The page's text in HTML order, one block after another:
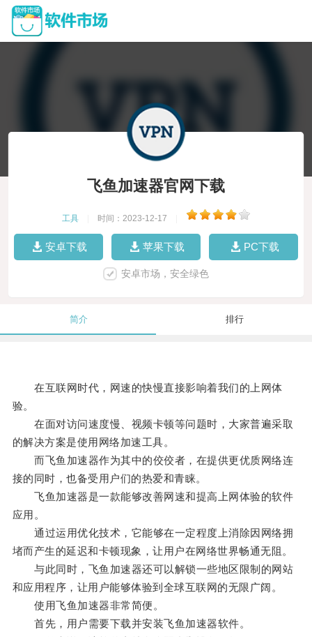
飞鱼加速器官网下载
工具 时间：2023-12-17
安卓下载 苹果下载 PC下载
安卓市场，安全绿色
简介 排行
在互联网时代，网速的快慢直接影响着我们的上网体
验。
在面对访问速度慢、视频卡顿等问题时，大家普遍采取
的解决方案是使用网络加速工具。
而飞鱼加速器作为其中的佼佼者，在提供更优质网络连
接的同时，也备受用户们的热爱和青睐。
飞鱼加速器是一款能够改善网速和提高上网体验的软件
应用。
通过运用优化技术，它能够在一定程度上消除因网络拥
堵而产生的延迟和卡顿现象，让用户在网络世界畅通无阻。
与此同时，飞鱼加速器还可以解锁一些地区限制的网站
和应用程序，让用户能够体验到全球互联网的无限广阔。
使用飞鱼加速器非常简便。
首先，用户需要下载并安装飞鱼加速器软件。